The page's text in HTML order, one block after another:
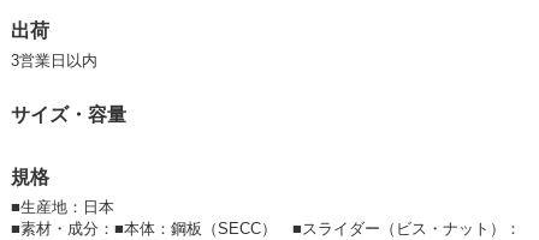
出荷
3営業日以内
サイズ・容量
規格
■生産地：日本
■素材・成分：■本体：鋼板（SECC） ■スライダー（ビス・ナット）：